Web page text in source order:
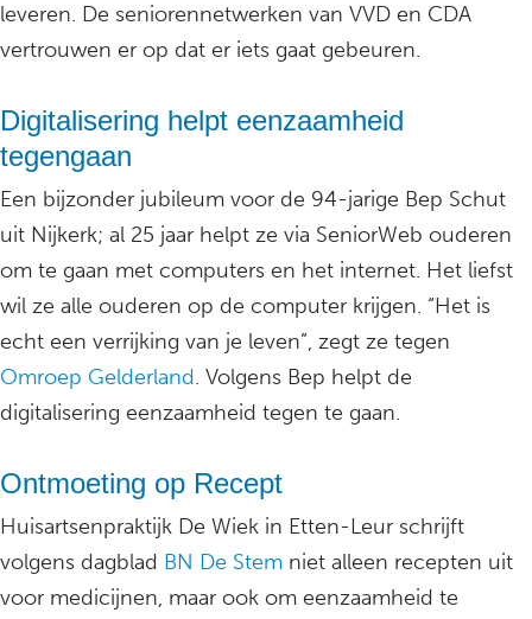
leveren. De seniorennetwerken van VVD en CDA
vertrouwen er op dat er iets gaat gebeuren.
Digitalisering helpt eenzaamheid
tegengaan
Een bijzonder jubileum voor de 94-jarige Bep Schut
uit Nijkerk; al 25 jaar helpt ze via SeniorWeb ouderen
om te gaan met computers en het internet. Het liefst
wil ze alle ouderen op de computer krijgen. “Het is
echt een verrijking van je leven”, zegt ze tegen
Omroep Gelderland. Volgens Bep helpt de
digitalisering eenzaamheid tegen te gaan.
Ontmoeting op Recept
Huisartsenpraktijk De Wiek in Etten-Leur schrijft
volgens dagblad BN De Stem niet alleen recepten uit
voor medicijnen, maar ook om eenzaamheid te